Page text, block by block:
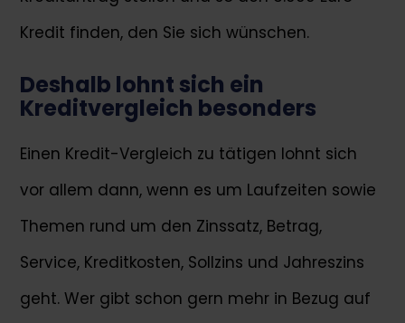
Kredit finden, den Sie sich wünschen.
Deshalb lohnt sich ein
Kreditvergleich besonders
Einen Kredit-Vergleich zu tätigen lohnt sich
vor allem dann, wenn es um Laufzeiten sowie
Themen rund um den Zinssatz, Betrag,
Service, Kreditkosten, Sollzins und Jahreszins
geht. Wer gibt schon gern mehr in Bezug auf